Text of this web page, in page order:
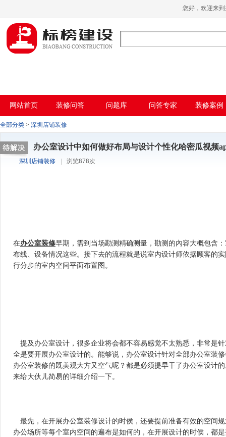
哈密瓜视频,哈密瓜视频app,哈密瓜视频下
载,哈密瓜视频app下载安装
您好，欢迎
网站首页 装修问答 问题库 问答专家 装修案例
全部分类 > 深圳店铺装修
办公室设计中如何做好布局与设计个性化哈密瓜视频
深圳店铺装修
| 浏览878次
在办公室装修早期，需到当场勘测精确测量，勘测的內容大概包含
布线、设备情况这些。接下去的流程就是说室内设计师依据顾客的
行分步的室内空间平面布置图。
提及办公室设计，很多企业将会都不容易感觉不太熟悉，非常是针
全是要开展办公室设计的。能够说，办公室设计针对全部办公室装
办公室装修的既美观大方又空气呢？都是必须提早干了办公室设计的
来给大伙儿简易的详细介绍一下。
最先，在开展办公室装修设计的时侯，还要提前准备有效的空间规划
办公场所等每个室内空间的遍布是如何的，在开展设计的时侯，都